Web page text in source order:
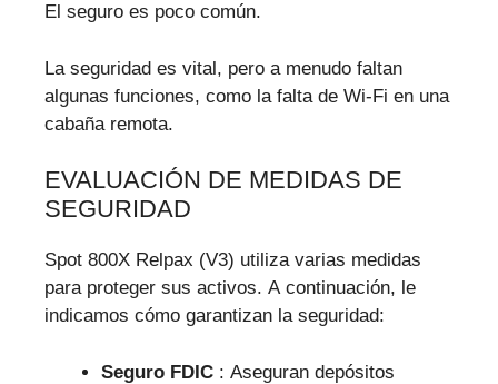
El seguro es poco común.
La seguridad es vital, pero a menudo faltan
algunas funciones, como la falta de Wi-Fi en una
cabaña remota.
EVALUACIÓN DE MEDIDAS DE
SEGURIDAD
Spot 800X Relpax (V3) utiliza varias medidas
para proteger sus activos. A continuación, le
indicamos cómo garantizan la seguridad:
Seguro FDIC : Aseguran depósitos